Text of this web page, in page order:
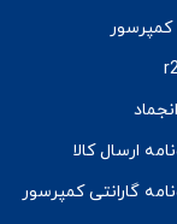
ارسال کالا
گارانتی کمپرسور